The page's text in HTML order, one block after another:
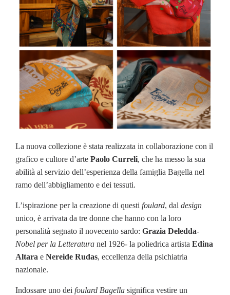
La nuova collezione è stata realizzata in collaborazione con il
grafico e cultore d’arte Paolo Curreli, che ha messo la sua
abilità al servizio dell’esperienza della famiglia Bagella nel
ramo dell’abbigliamento e dei tessuti.
L’ispirazione per la creazione di questi foulard, dal design
unico, è arrivata da tre donne che hanno con la loro
personalità segnato il novecento sardo: Grazia Deledda-
Nobel per la Letteratura nel 1926- la poliedrica artista Edina
Altara e Nereide Rudas, eccellenza della psichiatria
nazionale.
Indossare uno dei foulard Bagella significa vestire un